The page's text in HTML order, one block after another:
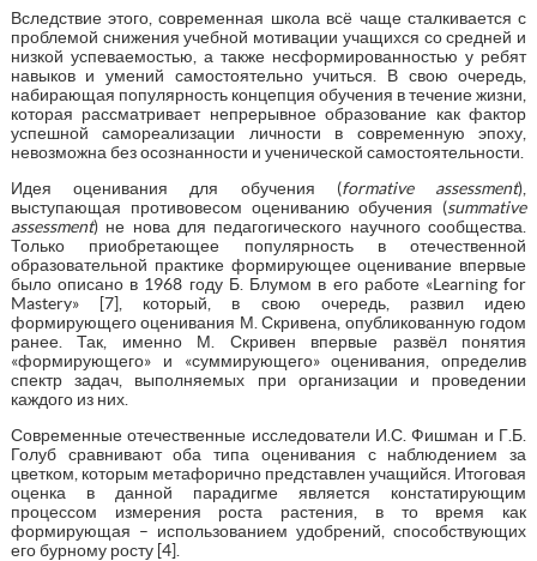
Вследствие этого, современная школа всё чаще сталкивается с
проблемой снижения учебной мотивации учащихся со средней и
низкой успеваемостью, а также несформированностью у ребят
навыков и умений самостоятельно учиться. В свою очередь,
набирающая популярность концепция обучения в течение жизни,
которая рассматривает непрерывное образование как фактор
успешной самореализации личности в современную эпоху,
невозможна без осознанности и ученической самостоятельности.
Идея оценивания для обучения (formative assessment),
выступающая противовесом оцениванию обучения (summative
assessment) не нова для педагогического научного сообщества.
Только приобретающее популярность в отечественной
образовательной практике формирующее оценивание впервые
было описано в 1968 году Б. Блумом в его работе «Learning for
Mastery» [7], который, в свою очередь, развил идею
формирующего оценивания М. Скривена, опубликованную годом
ранее. Так, именно М. Скривен впервые развёл понятия
«формирующего» и «суммирующего» оценивания, определив
спектр задач, выполняемых при организации и проведении
каждого из них.
Современные отечественные исследователи И.С. Фишман и Г.Б.
Голуб сравнивают оба типа оценивания с наблюдением за
цветком, которым метафорично представлен учащийся. Итоговая
оценка в данной парадигме является констатирующим
процессом измерения роста растения, в то время как
формирующая – использованием удобрений, способствующих
его бурному росту [4].